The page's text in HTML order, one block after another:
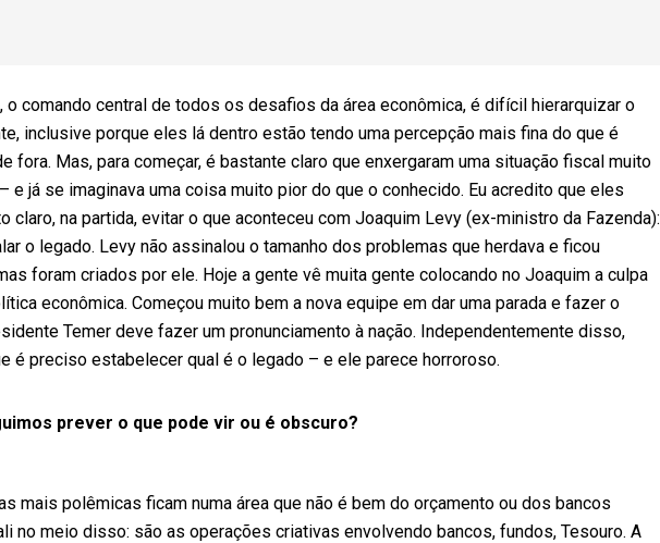
o comando central de todos os desafios da área econômica, é difícil hierarquizar o
inclusive porque eles lá dentro estão tendo uma percepção mais fina do que é
fora. Mas, para começar, é bastante claro que enxergaram uma situação fiscal muito
e já se imaginava uma coisa muito pior do que o conhecido. Eu acredito que eles
claro, na partida, evitar o que aconteceu com Joaquim Levy (ex-ministro da Fazenda):
o legado. Levy não assinalou o tamanho dos problemas que herdava e ficou
foram criados por ele. Hoje a gente vê muita gente colocando no Joaquim a culpa
econômica. Começou muito bem a nova equipe em dar uma parada e fazer o
Temer deve fazer um pronunciamento à nação. Independentemente disso,
é preciso estabelecer qual é o legado – e ele parece horroroso.
prever o que pode vir ou é obscuro?
mais polêmicas ficam numa área que não é bem do orçamento ou dos bancos
no meio disso: são as operações criativas envolvendo bancos, fundos, Tesouro. A